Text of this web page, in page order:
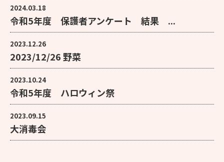
2024.03.18
令和5年度 保護者アンケート 結果 ...
2023.12.26
2023/12/26 野菜
2023.10.24
令和5年度 ハロウィン祭
2023.09.15
大消毒会